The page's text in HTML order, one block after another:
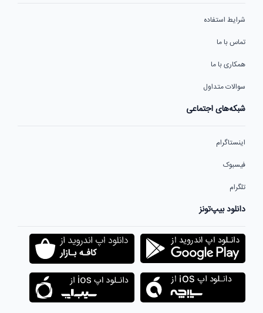
شرایط استفاده
تماس با ما
همکاری با ما
سوالات متداول
شبکه‌های اجتماعی
اینستاگرام
فیسبوک
تلگرام
دانلود بیپ‌تونز